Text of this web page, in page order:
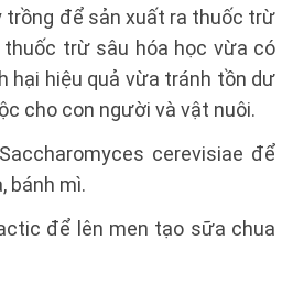
trồng để sản xuất ra thuốc trừ
trừ sâu hóa học vừa có
hại hiệu quả vừa tránh tồn dư
cho con người và vật nuôi.
cerevisiae để
bánh mì.
để lên men tạo sữa chua